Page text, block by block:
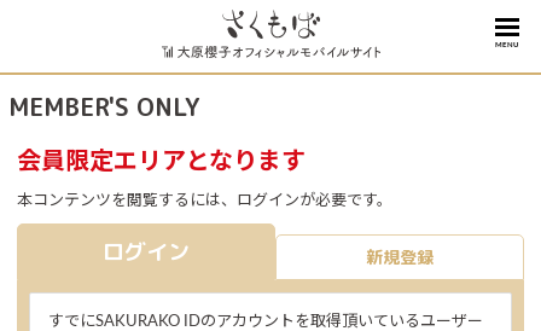
MENU
MEMBER'S ONLY
会員限定エリアとなります
本コンテンツを閲覧するには、ログインが必要です。
ログイン 新規登録
すでにSAKURAKO IDのアカウントを取得頂いているユーザー